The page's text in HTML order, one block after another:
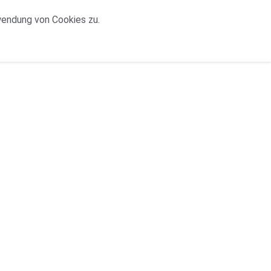
von Cookies zu.